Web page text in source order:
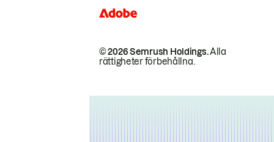
© 2026 Semrush Holdings.Alla
rättigheter förbehållna.